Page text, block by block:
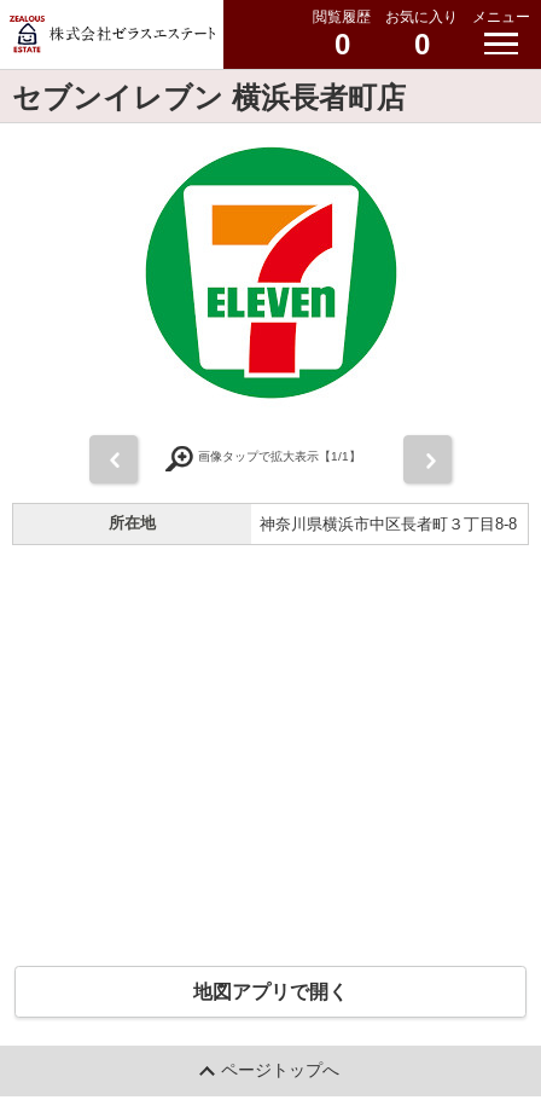
閲覧履歴
0
お気に入り
0
メニュー
セブンイレブン 横浜長者町店
画像タップで拡大表示【1/1】
所在地 神奈川県横浜市中区長者町３丁目8-8
地図アプリで開く
ページトップへ